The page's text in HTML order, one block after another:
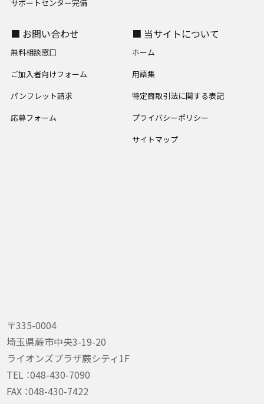
〒335-0004
埼玉県蕨市中央3-19-20
ライオンズプラザ蕨シティ1F
TEL ：048-430-7090
FAX ：048-430-7422
サポートセンター完備
■ お問い合わせ
無料相談窓口
ご加入者向けフォーム
パンフレット請求
応募フォーム
■ 当サイトについて
ホーム
用語集
特定商取引法に関する表記
プライバシーポリシー
サイトマップ